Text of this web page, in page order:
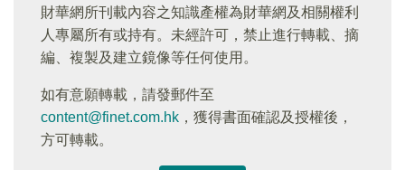
財華網所刊載內容之知識產權為財華網及相關權利
人專屬所有或持有。未經許可，禁止進行轉載、摘
編、複製及建立鏡像等任何使用。
如有意願轉載，請發郵件至
content@finet.com.hk ，獲得書面確認及授權後，
方可轉載。